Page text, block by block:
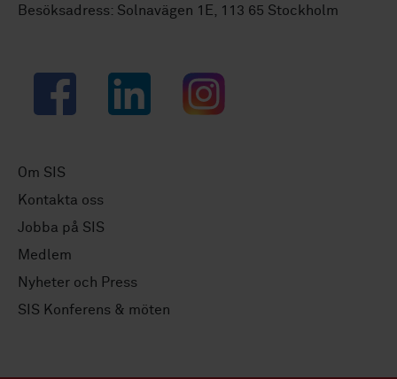
Besöksadress: Solnavägen 1E, 113 65 Stockholm
Facebook LinkedIn Instagram
Om SIS
Kontakta oss
Jobba på SIS
Medlem
Nyheter och Press
SIS Konferens & möten